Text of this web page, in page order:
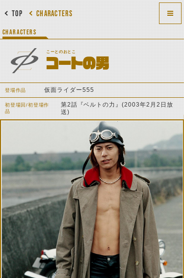
CHARACTERS
TOP
CHARACTERS
こーとのおとこ
コートの男
登場作品 仮面ライダー555
初登場回/初登場作
品
第2話『ベルトの力』(2003年2月2日放
送)